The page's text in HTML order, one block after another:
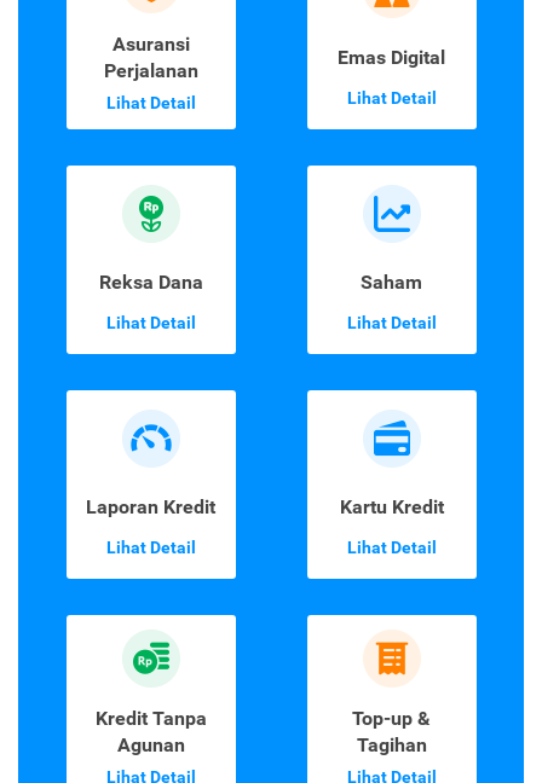
Asuransi
Perjalanan
Lihat Detail
Emas Digital
Lihat Detail
Reksa Dana
Lihat Detail
Saham
Lihat Detail
Laporan Kredit
Lihat Detail
Kartu Kredit
Lihat Detail
Kredit Tanpa
Agunan
Lihat Detail
Top-up &
Tagihan
Lihat Detail